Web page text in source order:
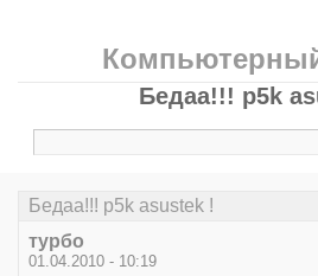
Бедаа!!! p5k
Бедаа!!! p5k asustek !
турбо
01.04.2010 - 10:19